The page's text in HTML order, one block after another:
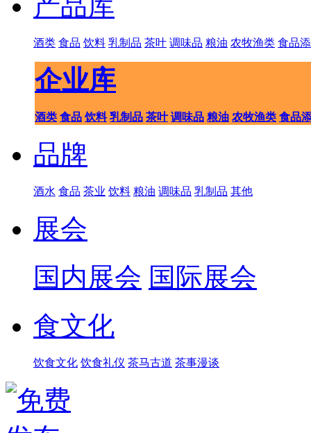
酒类 食品 饮料 乳制品 茶叶 调味品 粮油 农牧渔类 食品
企业库
酒类 食品 饮料 乳制品 茶叶 调味品 粮油 农牧渔类 食品
品牌
酒水 食品 茶业 饮料 粮油 调味品 乳制品 其他
展会
国内展会 国际展会
食文化
饮食文化 饮食礼仪 茶马古道 茶事漫谈